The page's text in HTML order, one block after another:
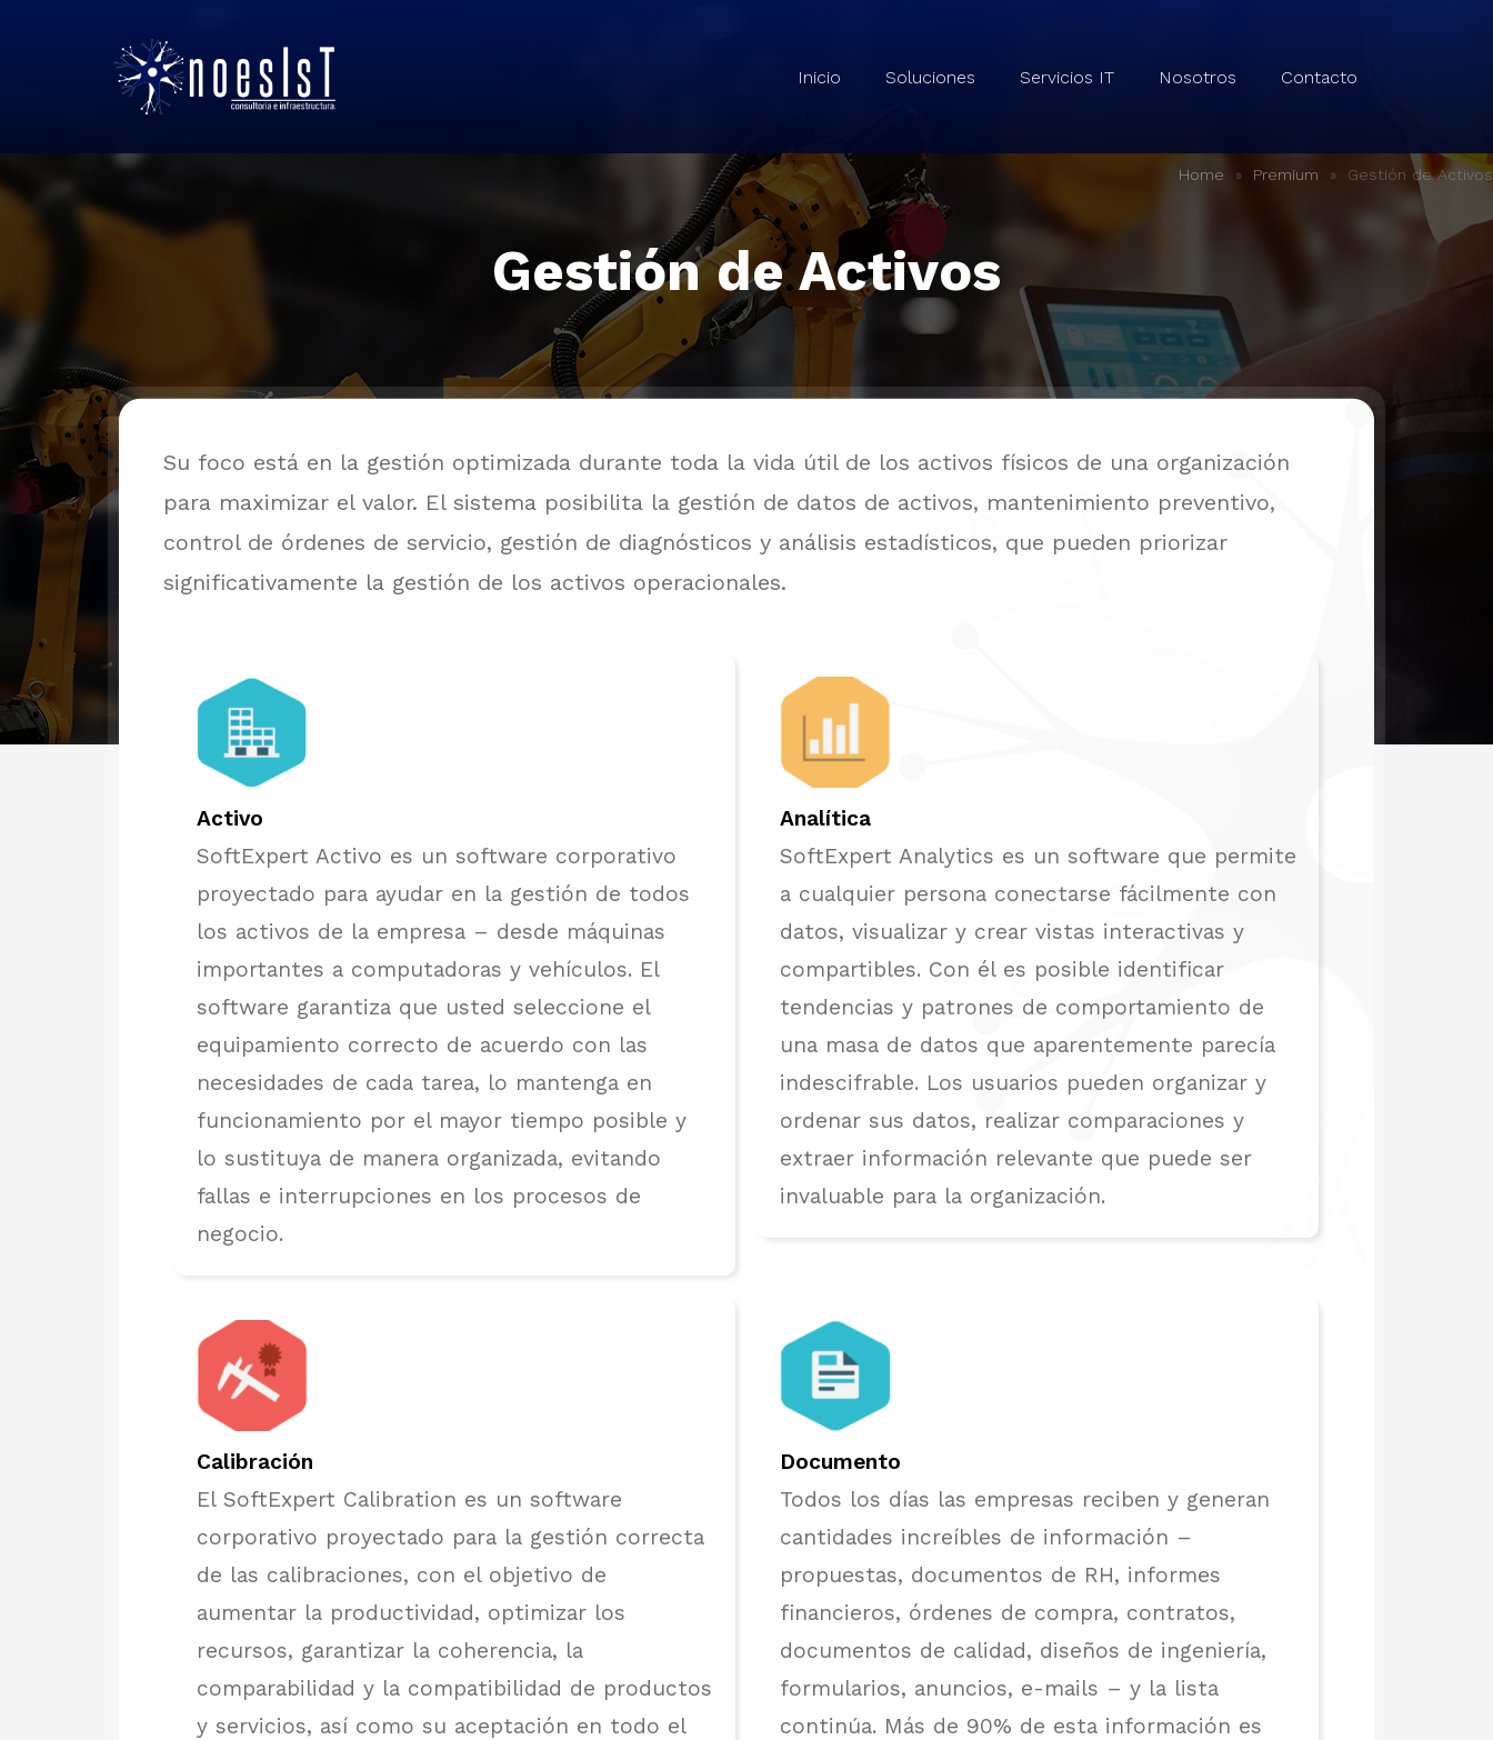
Inicio Soluciones Servicios IT Nosotros Contacto
Home » Premium » Gestión de Activos
Gestión de Activos
Su foco está en la gestión optimizada durante toda la vida útil de los activos físicos de una organización
para maximizar el valor. El sistema posibilita la gestión de datos de activos, mantenimiento preventivo,
control de órdenes de servicio, gestión de diagnósticos y análisis estadísticos, que pueden priorizar
significativamente la gestión de los activos operacionales.
Activo
SoftExpert Activo es un software corporativo
proyectado para ayudar en la gestión de todos
los activos de la empresa – desde máquinas
importantes a computadoras y vehículos. El
software garantiza que usted seleccione el
equipamiento correcto de acuerdo con las
necesidades de cada tarea, lo mantenga en
funcionamiento por el mayor tiempo posible y
lo sustituya de manera organizada, evitando
fallas e interrupciones en los procesos de
negocio.
Analítica
SoftExpert Analytics es un software que permite
a cualquier persona conectarse fácilmente con
datos, visualizar y crear vistas interactivas y
compartibles. Con él es posible identificar
tendencias y patrones de comportamiento de
una masa de datos que aparentemente parecía
indescifrable. Los usuarios pueden organizar y
ordenar sus datos, realizar comparaciones y
extraer información relevante que puede ser
invaluable para la organización.
Calibración
El SoftExpert Calibration es un software
corporativo proyectado para la gestión correcta
de las calibraciones, con el objetivo de
aumentar la productividad, optimizar los
recursos, garantizar la coherencia, la
comparabilidad y la compatibilidad de productos
y servicios, así como su aceptación en todo el
Documento
Todos los días las empresas reciben y generan
cantidades increíbles de información –
propuestas, documentos de RH, informes
financieros, órdenes de compra, contratos,
documentos de calidad, diseños de ingeniería,
formularios, anuncios, e-mails – y la lista
continúa. Más de 90% de esta información es